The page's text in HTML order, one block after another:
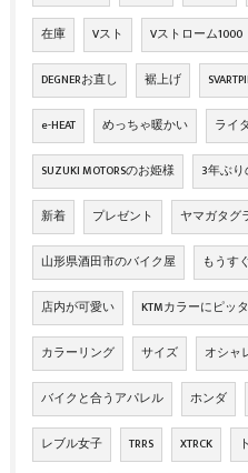
在庫 Vスト Vストローム1000
DEGNERお直し 裾上げ
e-HEAT めっちゃ暖かい ライ
SUZUKI MOTORSのお姫様 3年ぶ
新着 プレゼント ヤマガタグ
山形県酒田市のバイク屋 もうす
店内が可愛い KTMカラーにピッ
カラーリング サイズ オシャ
バイクと合うアパレル ホンダ
レブル女子 TRRS XTRCK